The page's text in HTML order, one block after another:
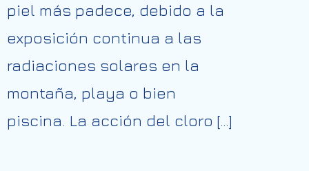
piel más padece, debido a la
exposición continua a las
radiaciones solares en la
montaña, playa o bien
piscina. La acción del cloro […]